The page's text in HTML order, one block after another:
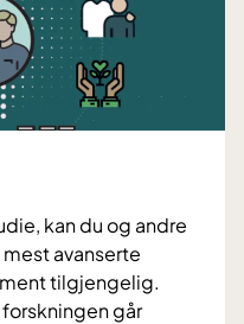
kan du og andre
avanserte
tilgjengelig.
går